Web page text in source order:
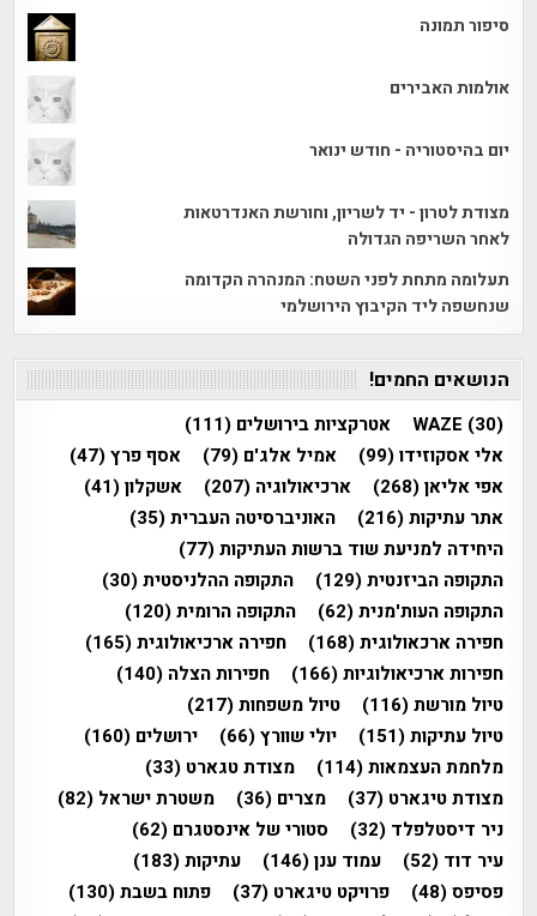
סיפור תמונה
אולמות האבירים
יום בהיסטוריה - חודש ינואר
מצודת לטרון - יד לשריון, וחורשת האנדרטאות
לאחר השריפה הגדולה
תעלומה מתחת לפני השטח: המנהרה הקדומה
שנחשפה ליד הקיבוץ הירושלמי
הנושאים החמים!
WAZE (30) אטרקציות בירושלים (111)
אלי אסקוזידו(99) אמיל אלג'ם (79) אסף פרץ(47)
אפי אליאן(268) ארכיאולוגיה (207) אשקלון(41)
אתר עתיקות(216) האוניברסיטה העברית(35)
היחידה למניעת שוד ברשות העתיקות(77)
התקופה הביזנטית(129) התקופה ההלניסטית(30)
התקופה העות'מנית(62) התקופה הרומית(120)
חפירה ארכאולוגית(168) חפירה ארכיאולוגית(165)
חפירות ארכיאולוגיות(166) חפירות הצלה (140)
טיול מורשת(116) טיול משפחות(217)
טיול עתיקות(151) יולי שוורץ(66) ירושלים (160)
מלחמת העצמאות(114) מצודת טגארט (33)
מצודת טיגארט (37) מצרים (36) משטרת ישראל (82)
ניר דיסטלפלד (32) סטורי של אינסטגרם (62)
עיר דוד (52) עמוד ענן(146) עתיקות(183)
פסיפס(48) פרויקט טיגארט (37) פתוח בשבת(130)